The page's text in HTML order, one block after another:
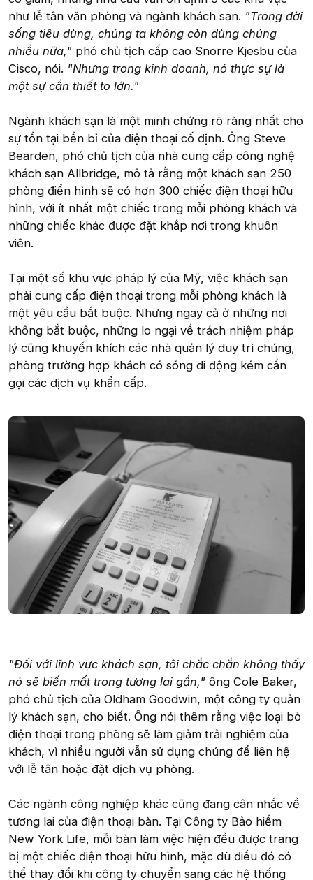
như lễ tân văn phòng và ngành khách sạn. "Trong đời
sống tiêu dùng, chúng ta không còn dùng chúng
nhiều nữa," phó chủ tịch cấp cao Snorre Kjesbu của
Cisco, nói. "Nhưng trong kinh doanh, nó thực sự là
một sự cần thiết to lớn."
Ngành khách sạn là một minh chứng rõ ràng nhất cho
sự tồn tại bền bỉ của điện thoại cố định. Ông Steve
Bearden, phó chủ tịch của nhà cung cấp công nghệ
khách sạn Allbridge, mô tả rằng một khách sạn 250
phòng điển hình sẽ có hơn 300 chiếc điện thoại hữu
hình, với ít nhất một chiếc trong mỗi phòng khách và
những chiếc khác được đặt khắp nơi trong khuôn
viên.
Tại một số khu vực pháp lý của Mỹ, việc khách sạn
phải cung cấp điện thoại trong mỗi phòng khách là
một yêu cầu bắt buộc. Nhưng ngay cả ở những nơi
không bắt buộc, những lo ngại về trách nhiệm pháp
lý cũng khuyến khích các nhà quản lý duy trì chúng,
phòng trường hợp khách có sóng di động kém cần
gọi các dịch vụ khẩn cấp.
"Đối với lĩnh vực khách sạn, tôi chắc chắn không thấy
nó sẽ biến mất trong tương lai gần," ông Cole Baker,
phó chủ tịch của Oldham Goodwin, một công ty quản
lý khách sạn, cho biết. Ông nói thêm rằng việc loại bỏ
điện thoại trong phòng sẽ làm giảm trải nghiệm của
khách, vì nhiều người vẫn sử dụng chúng để liên hệ
với lễ tân hoặc đặt dịch vụ phòng.
Các ngành công nghiệp khác cũng đang cân nhắc về
tương lai của điện thoại bàn. Tại Công ty Bảo hiểm
New York Life, mỗi bàn làm việc hiện đều được trang
bị một chiếc điện thoại hữu hình, mặc dù điều đó có
thể thay đổi khi công ty chuyển sang các hệ thống